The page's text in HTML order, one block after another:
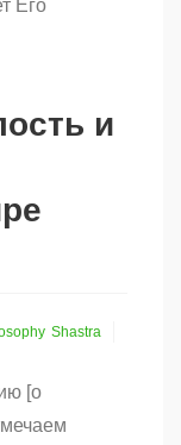
Его
и
Shastra
[о